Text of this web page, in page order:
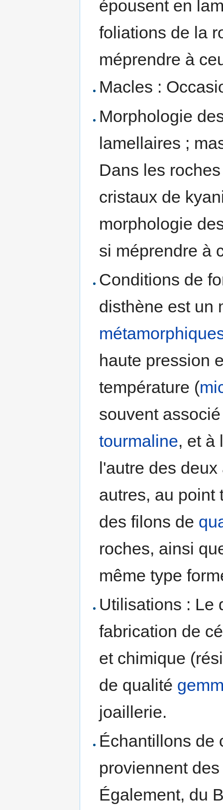
épousent en
foliations de la
méprendre à
Macles :
Morphologie
lamellaires ;
Dans les
cristaux de
morphologie
si méprendre à
Conditions de
disthène est un
haute pression
température (
souvent
tourmaline, et à
l'autre des
autres, au point
des filons de
roches, ainsi
même type
Utilisations : Le
fabrication de
et chimique
de qualité
joaillerie.
Échantillons de
proviennent
Également, du